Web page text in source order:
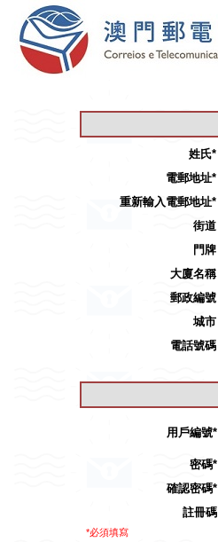
姓氏*
電郵地址*
重新輸入電郵地址*
街道
門牌
大廈名稱
郵政編號
城市
電話號碼
用戶編號*
密碼*
確認密碼*
註冊碼
*必須填寫